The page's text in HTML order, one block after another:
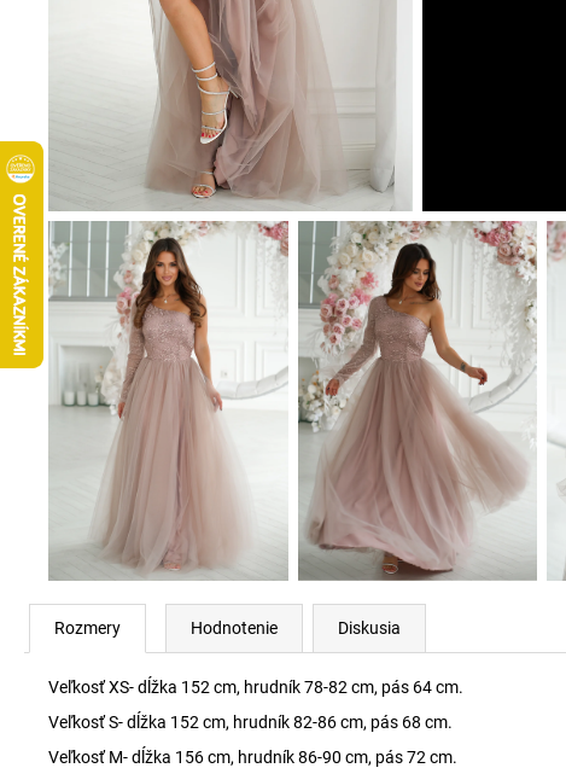
Rozmery Hodnotenie Diskusia
Veľkosť XS- dĺžka 152 cm, hrudník 78-82 cm, pás 64 cm.
Veľkosť S- dĺžka 152 cm, hrudník 82-86 cm, pás 68 cm.
Veľkosť M- dĺžka 156 cm, hrudník 86-90 cm, pás 72 cm.